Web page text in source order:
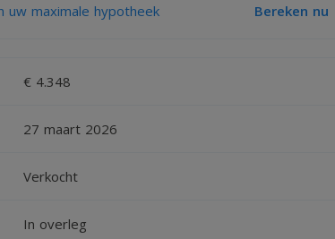
met diverse zorgverleners o.a. huisartsen,
etc.;
A73 zijn goed bereikbaar;
uw maximale hypotheek Bereken nu
€ 4.348
27 maart 2026
Verkocht
In overleg